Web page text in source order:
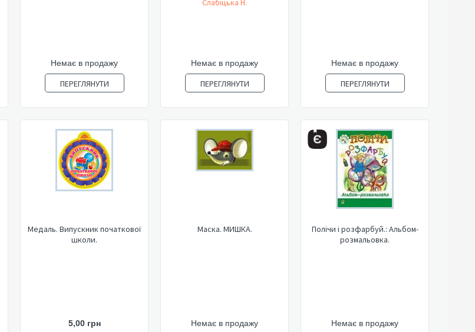
Немає в продажу
ПЕРЕГЛЯНУТИ
Слабіцька Н.
Немає в продажу
ПЕРЕГЛЯНУТИ
Немає в продажу
ПЕРЕГЛЯНУТИ
Медаль. Випускник початкової
школи.
5,00 грн
Маска. МИШКА.
Немає в продажу
Полічи і розфарбуй.: Альбом-
розмальовка.
Немає в продажу